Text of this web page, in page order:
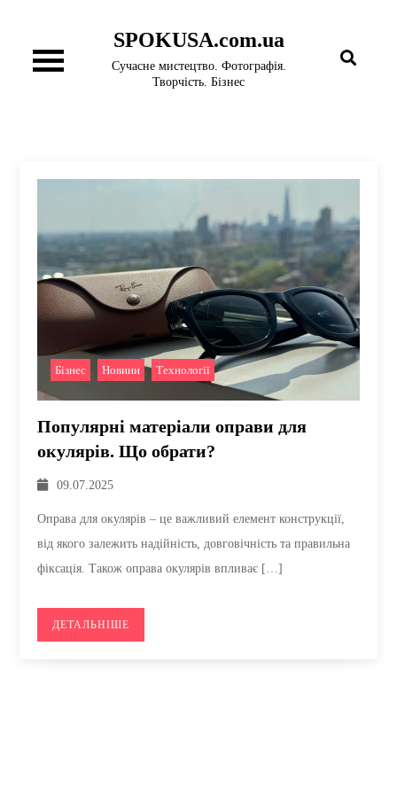
вмісту
SPOKUSA.com.ua
Сучасне мистецтво. Фотографія.
Творчість. Бізнес
Бізнес , Новини , Технології
Популярні матеріали оправи для
окулярів. Що обрати?
09.07.2025
Оправа для окулярів – це важливий елемент конструкції,
від якого залежить надійність, довговічність та правильна
фіксація. Також оправа окулярів впливає […]
ДЕТАЛЬНІШЕ